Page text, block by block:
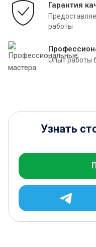
Гарантия
работы
Опыт работы
Узнать